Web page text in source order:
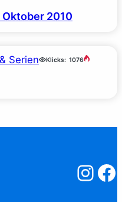
Oktober 2010
Serien Klicks: 1076